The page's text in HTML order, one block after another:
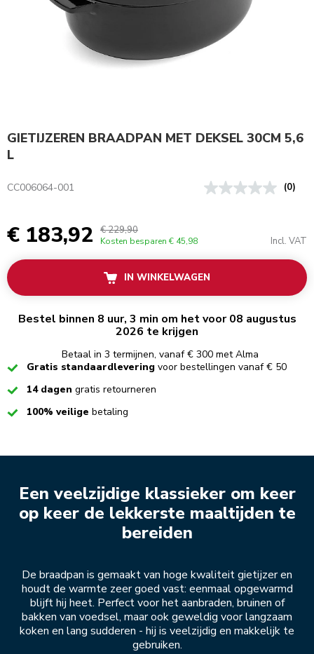
GIETIJZEREN BRAADPAN MET DEKSEL 30CM 5,6
L
CC006064-001 (0)
€ 183,92 € 229,90
Kosten besparen € 45,98 Incl. VAT
IN WINKELWAGEN
Bestel binnen 8 uur, 3 min om het voor 08 augustus
2026 te krijgen
Betaal in 3 termijnen, vanaf € 300 met Alma
CheckedGratis standaardlevering voor bestellingen vanaf € 50
Checked14 dagen gratis retourneren
Checked100% veilige betaling
Een veelzijdige klassieker om keer
op keer de lekkerste maaltijden te
bereiden
De braadpan is gemaakt van hoge kwaliteit gietijzer en
houdt de warmte zeer goed vast: eenmaal opgewarmd
blijft hij heet. Perfect voor het aanbraden, bruinen of
bakken van voedsel, maar ook geweldig voor langzaam
koken en lang sudderen - hij is veelzijdig en makkelijk te
gebruiken.